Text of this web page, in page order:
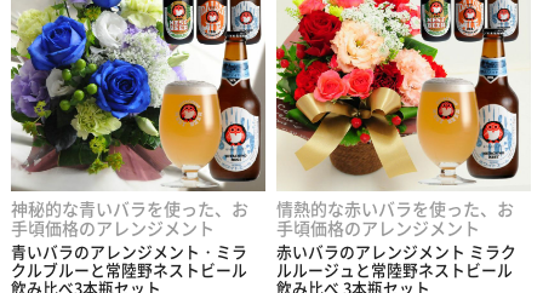
神秘的な青いバラを使った、お
手頃価格のアレンジメント
青いバラのアレンジメント・ミラ
クルブルーと常陸野ネストビール
飲み比べ3本瓶セット
情熱的な赤いバラを使った、お
手頃価格のアレンジメント
赤いバラのアレンジメント ミラク
ルルージュと常陸野ネストビール
飲み比べ 3本瓶セット